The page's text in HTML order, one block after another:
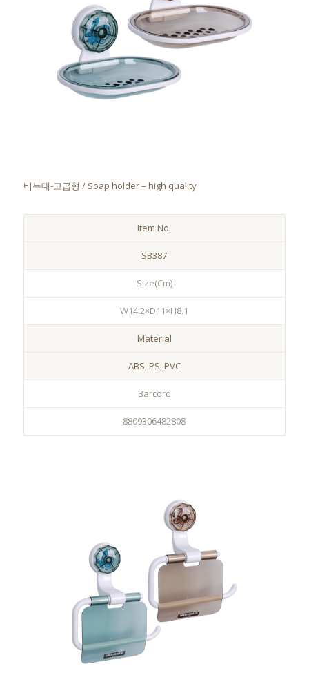
비누대-고급형 / Soap holder – high quality
Item No.
SB387
Size(Cm)
W14.2×D11×H8.1
Material
ABS, PS, PVC
Barcord
8809306482808